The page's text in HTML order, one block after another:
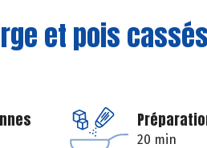
et pois
20 min